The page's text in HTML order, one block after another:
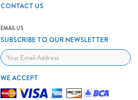
CONTACT US
EMAIL US
SUBSCRIBE TO OUR NEWSLETTER
WE ACCEPT